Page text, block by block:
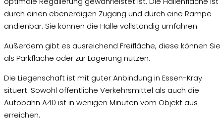
durch einen ebenerdigen Zugang und durch eine Rampe
andienbar. Sie können die Halle vollständig umfahren.
Außerdem gibt es ausreichend Freifläche, diese können Sie
als Parkfläche oder zur Lagerung nutzen.
Die Liegenschaft ist mit guter Anbindung in Essen-Kray
situert. Sowohl öffentliche Verkehrsmittel als auch die
Autobahn A40 ist in wenigen Minuten vom Objekt aus
erreichen.